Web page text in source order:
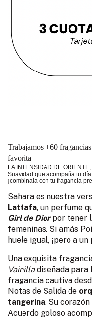
Trabajamos +60
favorita
LA INTENSIDAD DE
Suavidad que acompaña tu día,
¡combinala con tu fragancia
Sahara es nuestra
Lattafa, un perfume
Girl de Diorpor tener
femeninas. Si amás
huele igual, ¡pero a
Una exquisita
Vainilladiseñada para
fragancia cautiva
Notas de Salida de
tangerina. Su
Acuerdo goloso